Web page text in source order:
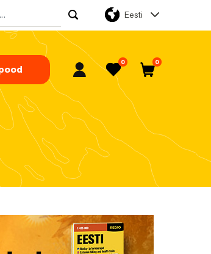
Eesti
Minu konto
Lemmikud
0 0